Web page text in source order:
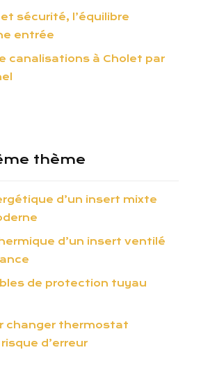
sécurité, l’équilibre
entrée
canalisations à Cholet par
thème
d’un insert mixte
d’un insert ventilé
de protection tuyau
changer thermostat
d’erreur